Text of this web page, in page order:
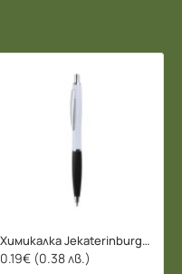
Химикалка Jekaterinburg - 078206
0.19€ (0.38 лв.)